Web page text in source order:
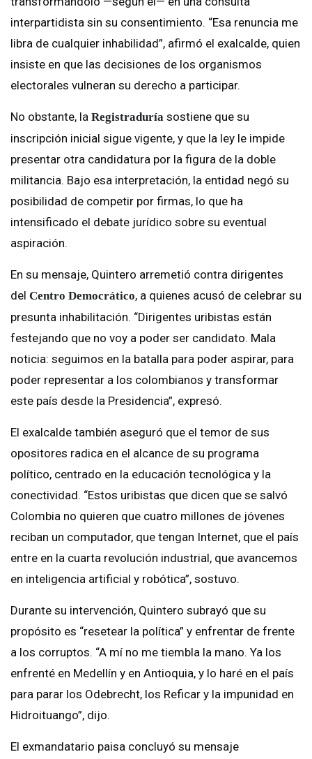
interpartidista sin su consentimiento. “Esa renuncia me
libra de cualquier inhabilidad”, afirmó el exalcalde, quien
insiste en que las decisiones de los organismos
electorales vulneran su derecho a participar.
No obstante, la Registraduría sostiene que su
inscripción inicial sigue vigente, y que la ley le impide
presentar otra candidatura por la figura de la doble
militancia. Bajo esa interpretación, la entidad negó su
posibilidad de competir por firmas, lo que ha
intensificado el debate jurídico sobre su eventual
aspiración.
En su mensaje, Quintero arremetió contra dirigentes
del Centro Democrático, a quienes acusó de celebrar su
presunta inhabilitación. “Dirigentes uribistas están
festejando que no voy a poder ser candidato. Mala
noticia: seguimos en la batalla para poder aspirar, para
poder representar a los colombianos y transformar
este país desde la Presidencia”, expresó.
El exalcalde también aseguró que el temor de sus
opositores radica en el alcance de su programa
político, centrado en la educación tecnológica y la
conectividad. “Estos uribistas que dicen que se salvó
Colombia no quieren que cuatro millones de jóvenes
reciban un computador, que tengan Internet, que el país
entre en la cuarta revolución industrial, que avancemos
en inteligencia artificial y robótica”, sostuvo.
Durante su intervención, Quintero subrayó que su
propósito es “resetear la política” y enfrentar de frente
a los corruptos. “A mí no me tiembla la mano. Ya los
enfrenté en Medellín y en Antioquia, y lo haré en el país
para parar los Odebrecht, los Reficar y la impunidad en
Hidroituango”, dijo.
El exmandatario paisa concluyó su mensaje